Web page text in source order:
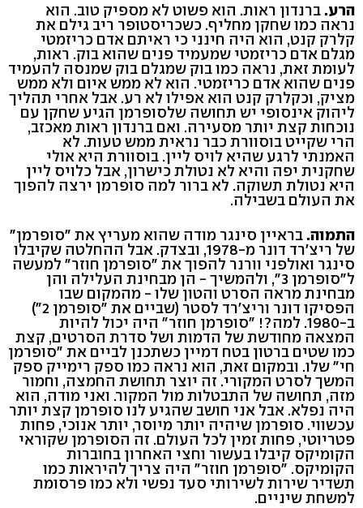
הרע. ברנדון ראות. הוא פשוט לא מספיק טוב. הוא
נראה כמו שחקן מחליף. כשכריסטופר ריב גילם את
קלרק קנט, הוא היה חינני כי ראיתם אדם כריזמטי
מגלם אדם כריזמטי שמעמיד פנים שהוא בוק. ראות,
לעומת זאת, נראה כמו בוק שמגלם בוק שמנסה להעמיד
פנים שהוא אדם כריזמטי. הוא לא ממש איום ולא ממש
מציק, וכקלרק קנט הוא אפילו לא רע. אבל אחרי תהליך
ליהוק אינסופי יש תחושה שלסופרמן הגיע שחקן עם
נוכחות קצת יותר מסעירה. ואם ברנדון ראות מאכזב,
הרי שקייט בוסוורת כבר נראית ממש טעות. לא
האמנתי לרגע שהיא לויס ליין. בוסוורת היא אולי
שחקנית יפה והיא לא נטולת כישרון, אבל כלויס ליין
היא נטולת תשוקה. לא ברור למה סופרמן ירצה להפוך
את העולם בשבילה.
התמוה. בראיין סינגר מודה שהוא מעריץ את "סופרמן"
של ריצ'רד דונר מ-1978, ובצדק. אבל ההחלטה שקיבלו
סינגר ואולפני וורנר להפוך את "סופרמן חוזר" למעשה
ל"סופרמן 3", ולהמשיך - הן מבחינת העלילה והן
מבחינת מראה הסרט והטון שלו - מהמקום שבו
הפסיקו דונר וריצ'רד לסטר (שביים את "סופרמן 2")
ב-1980. למה?! "סופרמן חוזר" היה יכול להיות
המצאה מחודשת של הדמות ושל סדרת הסרטים, קצת
כמו שטים ברטון בטח דמיין כשתכנן לביים את "סופרמן
חי" שלו. ובמקום זאת, הוא נראה כמו ספק רימייק ספק
המשך לסרט המקורי. זה יוצר תחושת החמצה, וחמור
מזה, תחושה של התבטלות מול המקור. ואני מודה, הוא
היה נפלא. אבל אני חושב שהגיע לנו סופרמן קצת יותר
עכשווי. סופרמן שיהיה יותר מיוסר, יותר אנוכי, פחות
פטריוטי, פחות זמין לכל העולם. זה הסופרמן שקוראי
הקומיקס קיבלו בעשור וחצי האחרון בחוברות
הקומיקס. "סופרמן חוזר" היה צריך להיראות כמו
תשדיר שירות לשירותי סעד נפשי ולא כמו פרסומת
למשחת שיניים.